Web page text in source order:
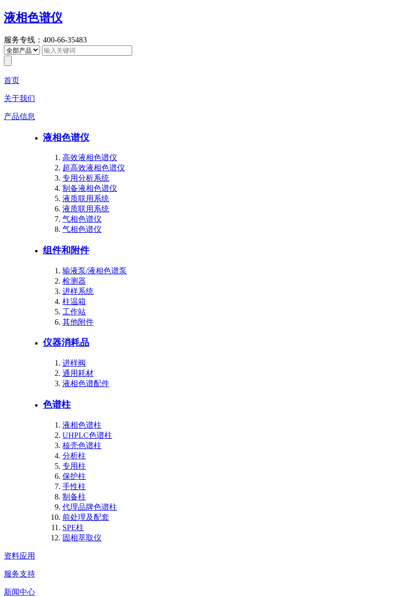
液相色谱仪
服务专线：400-66-35483
首页
关于我们
产品信息
液相色谱仪
高效液相色谱仪
超高效液相色谱仪
专用分析系统
制备液相色谱仪
液质联用系统
液质联用系统
气相色谱仪
气相色谱仪
组件和附件
输液泵/液相色谱泵
检测器
进样系统
柱温箱
工作站
其他附件
仪器消耗品
进样阀
通用耗材
液相色谱配件
色谱柱
液相色谱柱
UHPLC色谱柱
核壳色谱柱
分析柱
专用柱
保护柱
手性柱
制备柱
代理品牌色谱柱
前处理及配套
SPE柱
固相萃取仪
资料应用
服务支持
新闻中心